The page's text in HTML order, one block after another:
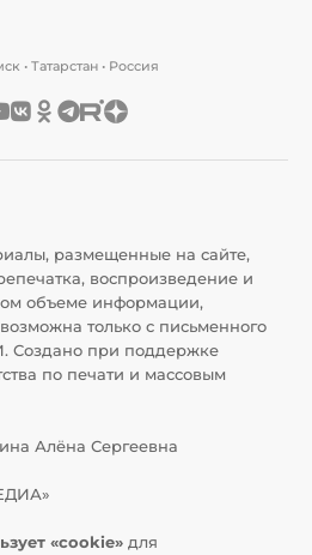
• Татарстан • Россия
размещенные на сайте,
воспроизведение и
объеме информации,
только с письменного
Создано при поддержке
по печати и массовым
Алёна Сергеевна
«cookie» для